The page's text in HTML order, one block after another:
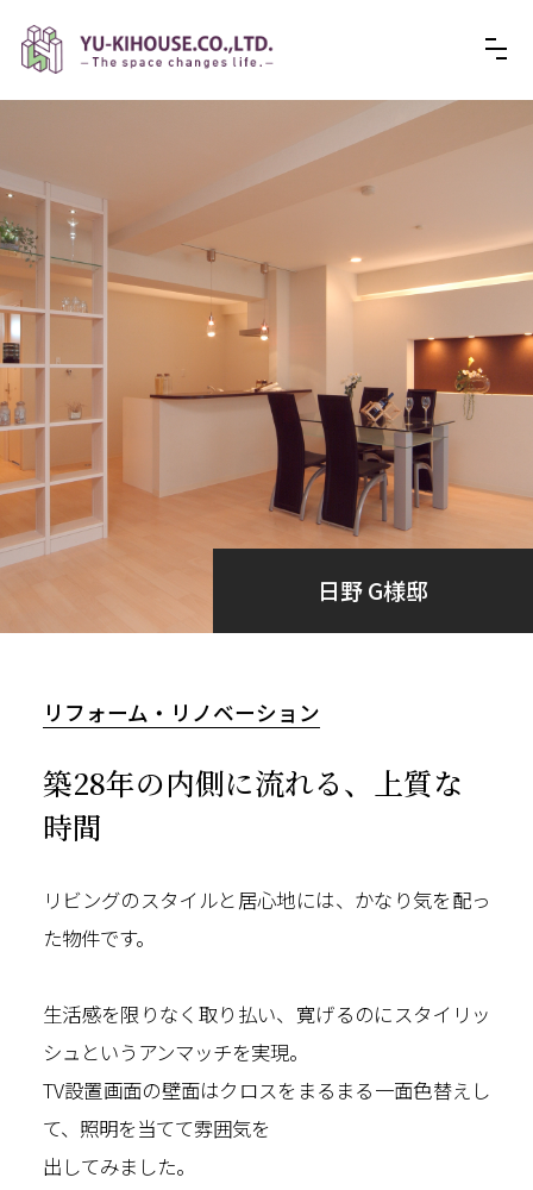
日野 G様邸
リフォーム・リノベーション
築28年の内側に流れる、上質な
時間
リビングのスタイルと居心地には、かなり気を配っ
た物件です。
生活感を限りなく取り払い、寛げるのにスタイリッ
シュというアンマッチを実現。
TV設置画面の壁面はクロスをまるまる一面色替えし
て、照明を当てて雰囲気を
出してみました。